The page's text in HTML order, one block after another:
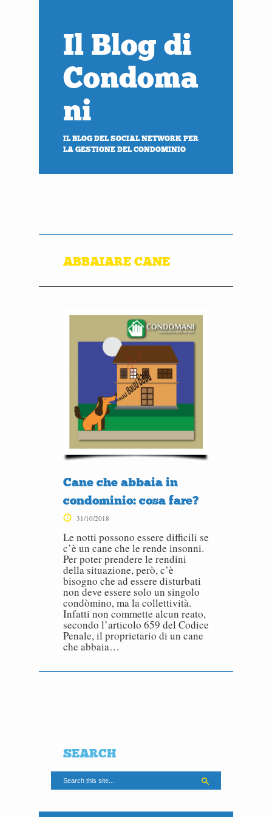
Il Blog di
Condoma
ni
IL BLOG DEL SOCIAL NETWORK PER
LA GESTIONE DEL CONDOMINIO
ABBAIARE CANE
Cane che abbaia in
condominio: cosa fare?
31/10/2018
Le notti possono essere difficili se
c’è un cane che le rende insonni.
Per poter prendere le rendini
della situazione, però, c’è
bisogno che ad essere disturbati
non deve essere solo un singolo
condòmino, ma la collettività.
Infatti non commette alcun reato,
secondo l’articolo 659 del Codice
Penale, il proprietario di un cane
che abbaia…
SEARCH